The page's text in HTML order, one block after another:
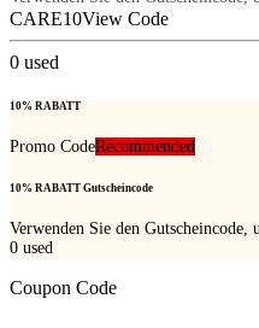
CARE10View Code
0 used
10% RABATT
Promo CodeRecommended
10% RABATT Gutscheincode
Verwenden Sie den
0 used
Coupon Code